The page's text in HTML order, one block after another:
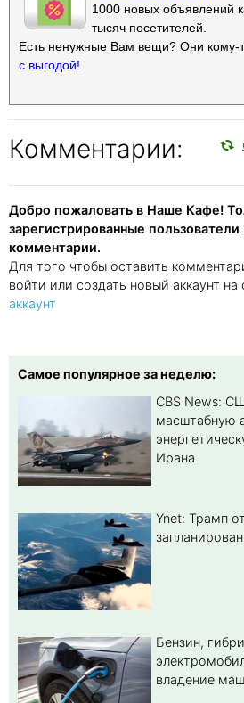
1000 новых объявлений
тысяч посетителей.
Есть ненужные Вам вещи? Они кому-
с выгодой!
Комментарии:
Добро пожаловать в Наше Кафе!
зарегистрированные пользователи
комментарии.
Для того чтобы оставить
войти или создать новый аккаунт на
аккаунт
Самое популярное за неделю:
CBS News:
масштабную
Ирана
Ynet: Трамп
Бензин,
владение